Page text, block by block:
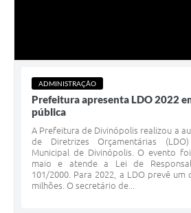
ADMINISTRAÇÃO
Prefeitura apresenta LDO 2022
pública
A Prefeitura de Divinópolis realizou a
de Diretrizes Orçamentárias
Municipal de Divinópolis. O evento
maio e atende a Lei de
101/2000. Para 2022, a LDO prevê um
milhões. O secretário de...